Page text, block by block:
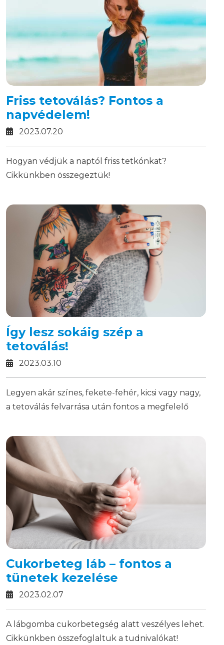
Friss tetoválás? Fontos a
napvédelem!
2023.07.20
Hogyan védjük a naptól friss tetkónkat?
Cikkünkben összegeztük!
Így lesz sokáig szép a
tetoválás!
2023.03.10
Legyen akár színes, fekete-fehér, kicsi vagy nagy,
a tetoválás felvarrása után fontos a megfelelő
Cukorbeteg láb – fontos a
tünetek kezelése
2023.02.07
A lábgomba cukorbetegség alatt veszélyes lehet.
Cikkünkben összefoglaltuk a tudnivalókat!